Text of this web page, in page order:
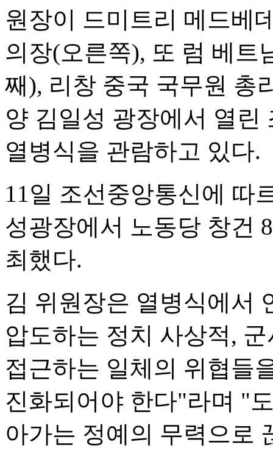
원장이 드미트리 메드베
의장(오른쪽), 또 럼 베트
째), 리창 중국 국무원 총
양 김일성 광장에서 열린
열병식을 관람하고 있다.
11일 조선중앙통신에 따
성광장에서 노동당 창건
최했다.
김 위원장은 열병식에서
압도하는 정치 사상적,
접근하는 일체의 위협들
진화되어야 한다"라며 "
아가는 정예의 무력으로